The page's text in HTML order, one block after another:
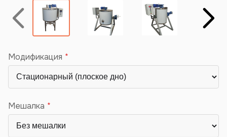
Назад Вперёд
Модификация
Мешалка